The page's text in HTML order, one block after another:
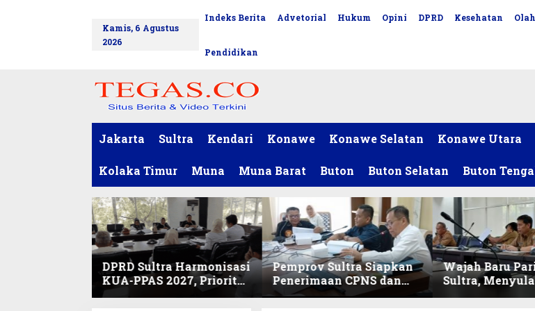
Kamis, 6 Agustus
2026
Indeks Berita Advetorial Hukum Opini DPRD Kesehatan
Pendidikan
Jakarta Sultra Kendari Konawe Konawe Selatan Konawe Utara
Kolaka Timur Muna Muna Barat Buton Buton Selatan Buton
DPRD Sultra Harmonisasi
KUA-PPAS 2027, Prioritas
Pendidikan, Kebudayaan,
Pemprov Sultra Siapkan
Penerimaan CPNS dan
PPPK 2027, DPRD Sultra
Wajah Baru
Sultra,
Lokal Lewat